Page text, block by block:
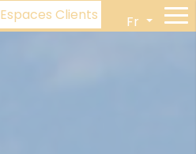
Espaces Clients Fr